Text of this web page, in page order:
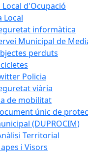
Local d'Ocupació
Local
informàtica
Municipal de
perduts
Policia
viària
de mobilitat
únic de
(DUPROCIM)
Territorial
i Visors